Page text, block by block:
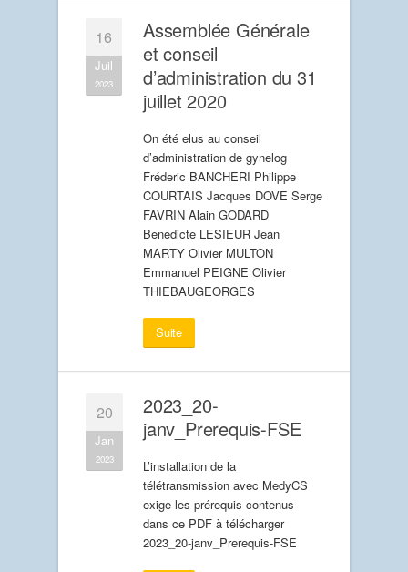
16
Juil
2023
Assemblée Générale
et conseil
d’administration du 31
juillet 2020
On été elus au conseil
d’administration de gynelog
Fréderic BANCHERI Philippe
COURTAIS Jacques DOVE Serge
FAVRIN Alain GODARD
Benedicte LESIEUR Jean
MARTY Olivier MULTON
Emmanuel PEIGNE Olivier
THIEBAUGEORGES
Suite
20
Jan
2023
2023_20-
janv_Prerequis-FSE
L’installation de la
télétransmission avec MedyCS
exige les prérequis contenus
dans ce PDF à télécharger
2023_20-janv_Prerequis-FSE